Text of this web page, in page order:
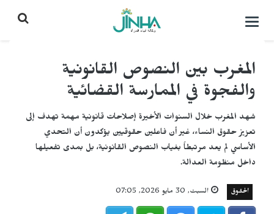
التحكم
المغرب بين النصوص القانونية
والفجوة في الممارسة القضائية
شهد المغرب خلال السنوات الأخيرة إصلاحات قانونية مهمة تهدف إلى
تعزيز حقوق النساء، غير أن فاعلين حقوقيين يؤكدون أن التحدي
الأساسي لم يعد مرتبطاً بغياب النصوص القانونية، بل بمدى تفعيلها
داخل منظومة العدالة.
الحقوق السبت, 30 مايو 2026, 07:05